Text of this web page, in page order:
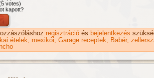
5 votes)
kapott?
leves recept tartalommal kapcsolatosan
regisztráció és bejelentkezés
ételek mexikói Garage receptek Babér